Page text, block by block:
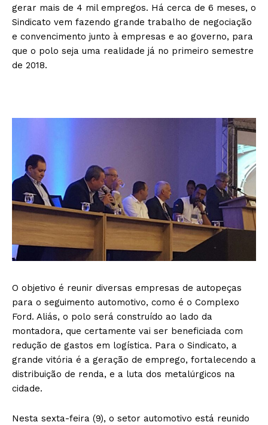
gerar mais de 4 mil empregos. Há cerca de 6 meses, o
Sindicato vem fazendo grande trabalho de negociação
e convencimento junto à empresas e ao governo, para
que o polo seja uma realidade já no primeiro semestre
de 2018.
O objetivo é reunir diversas empresas de autopeças
para o seguimento automotivo, como é o Complexo
Ford. Aliás, o polo será construído ao lado da
montadora, que certamente vai ser beneficiada com
redução de gastos em logística. Para o Sindicato, a
grande vitória é a geração de emprego, fortalecendo a
distribuição de renda, e a luta dos metalúrgicos na
cidade.
Nesta sexta-feira (9), o setor automotivo está reunido